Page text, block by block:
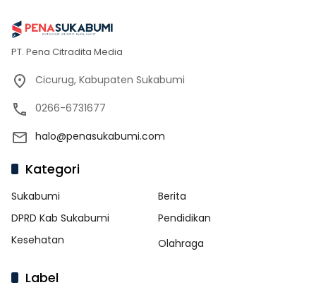
PT. Pena Citradita Media
Cicurug, Kabupaten Sukabumi
0266-6731677
halo@penasukabumi.com
Kategori
Sukabumi
Berita
DPRD Kab Sukabumi
Pendidikan
Kesehatan
Olahraga
Label